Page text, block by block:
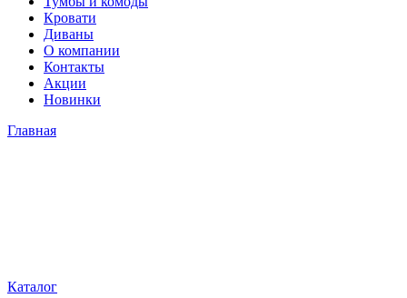
Кровати
Диваны
О компании
Контакты
Акции
Новинки
Главная
Каталог